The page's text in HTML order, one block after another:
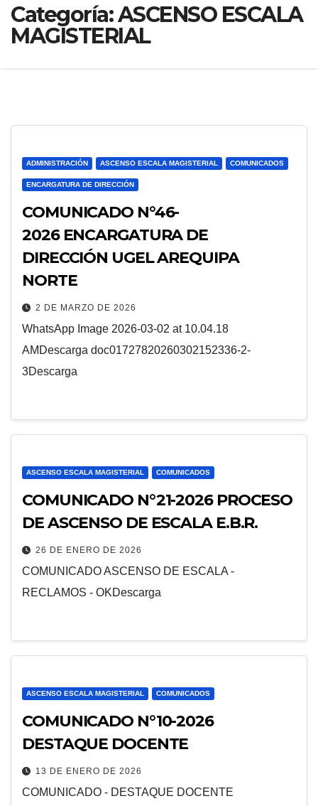
Categoría:ASCENSO ESCALA
MAGISTERIAL
ADMINISTRACIÓN ASCENSO ESCALA MAGISTERIAL COMUNICADOS
ENCARGATURA DE DIRECCIÓN
COMUNICADO N°46-
2026 ENCARGATURA DE
DIRECCIÓN UGEL AREQUIPA
NORTE
2 DE MARZO DE 2026
WhatsApp Image 2026-03-02 at 10.04.18
AMDescarga doc01727820260302152336-2-
3Descarga
ASCENSO ESCALA MAGISTERIAL COMUNICADOS
COMUNICADO N°21-2026 PROCESO
DE ASCENSO DE ESCALA E.B.R.
26 DE ENERO DE 2026
COMUNICADO ASCENSO DE ESCALA -
RECLAMOS - OKDescarga
ASCENSO ESCALA MAGISTERIAL COMUNICADOS
COMUNICADO N°10-2026
DESTAQUE DOCENTE
13 DE ENERO DE 2026
COMUNICADO - DESTAQUE DOCENTE